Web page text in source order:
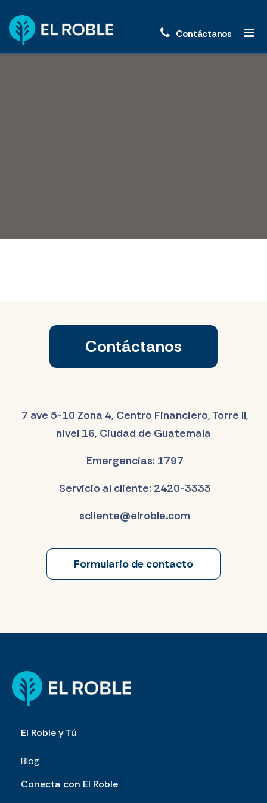
Contáctanos
Contáctanos
7 ave 5-10 Zona 4, Centro Financiero, Torre II,
nivel 16, Ciudad de Guatemala
Emergencias: 1797
Servicio al cliente: 2420-3333
scliente@elroble.com
Formulario de contacto
El Roble y Tú
Blog
Conecta con El Roble